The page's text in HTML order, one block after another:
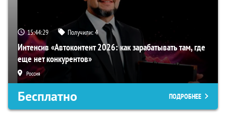
15:44:29 Получили:4
Интенсив «Автоконтент 2026: как зарабатывать там, где
еще нет конкурентов»
Россия
Бесплатно ПОДРОБНЕЕ